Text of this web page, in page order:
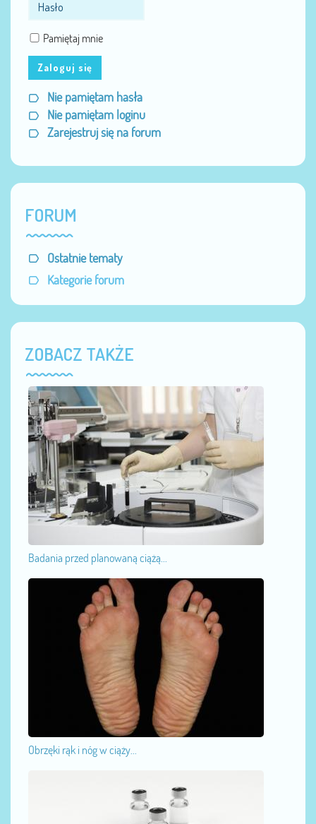
Pamiętaj mnie
Zaloguj się
Nie pamiętam hasła
Nie pamiętam loginu
Zarejestruj się na forum
FORUM
Ostatnie tematy
Kategorie forum
ZOBACZ TAKŻE
Badania przed planowaną ciążą...
Obrzęki rąk i nóg w ciąży...